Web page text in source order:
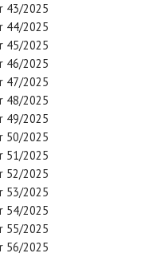
43/2025
44/2025
45/2025
46/2025
47/2025
48/2025
49/2025
50/2025
51/2025
52/2025
53/2025
54/2025
55/2025
56/2025